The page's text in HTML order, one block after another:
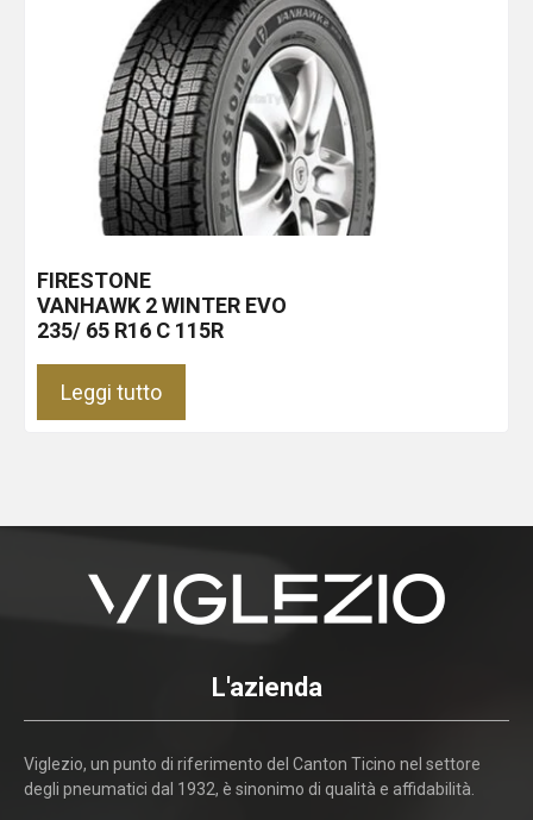
FIRESTONE
VANHAWK 2 WINTER EVO
235/ 65 R16 C 115R
Leggi tutto
L'azienda
Viglezio, un punto di riferimento del Canton Ticino nel settore
degli pneumatici dal 1932, è sinonimo di qualità e affidabilità.